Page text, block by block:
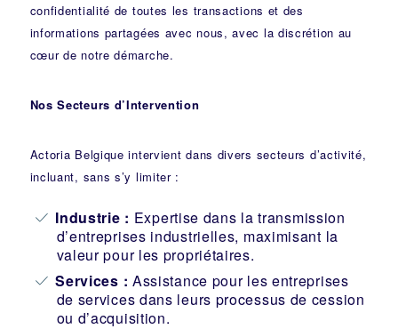
confidentialité de toutes les transactions et des
informations partagées avec nous, avec la discrétion au
cœur de notre démarche.
Nos Secteurs d’Intervention
Actoria Belgique intervient dans divers secteurs d’activité,
incluant, sans s’y limiter :
Industrie : Expertise dans la transmission
d’entreprises industrielles, maximisant la
valeur pour les propriétaires.
Services : Assistance pour les entreprises
de services dans leurs processus de cession
ou d’acquisition.